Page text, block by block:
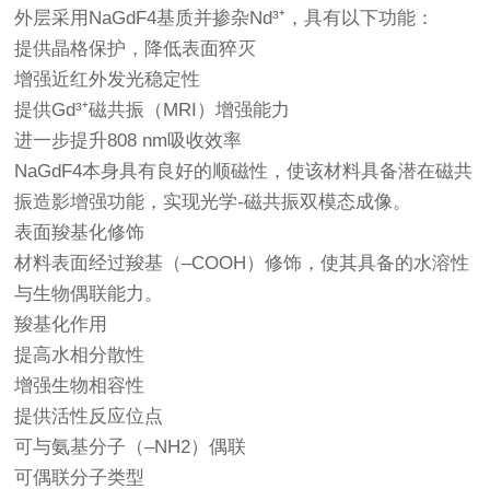
外层采用NaGdF4基质并掺杂Nd³⁺，具有以下功能：
提供晶格保护，降低表面猝灭
增强近红外发光稳定性
提供Gd³⁺磁共振（MRI）增强能力
进一步提升808 nm吸收效率
NaGdF4本身具有良好的顺磁性，使该材料具备潜在磁共
振造影增强功能，实现光学-磁共振双模态成像。
表面羧基化修饰
材料表面经过羧基（–COOH）修饰，使其具备的水溶性
与生物偶联能力。
羧基化作用
提高水相分散性
增强生物相容性
提供活性反应位点
可与氨基分子（–NH2）偶联
可偶联分子类型